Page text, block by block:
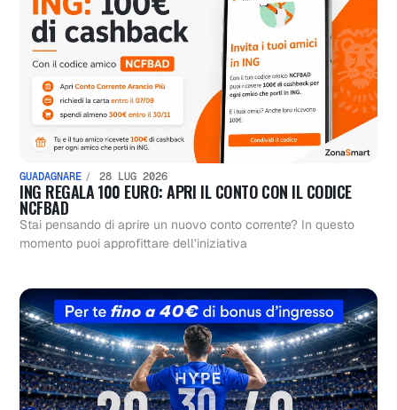
GUADAGNARE 28 LUG 2026
ING REGALA 100 EURO: APRI IL CONTO CON IL CODICE
NCFBAD
Stai pensando di aprire un nuovo conto corrente? In questo
momento puoi approfittare dell’iniziativa